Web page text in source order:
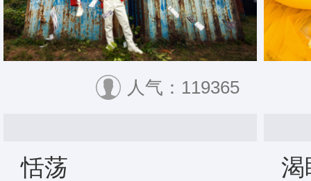
人气：119365
恬荡 渴